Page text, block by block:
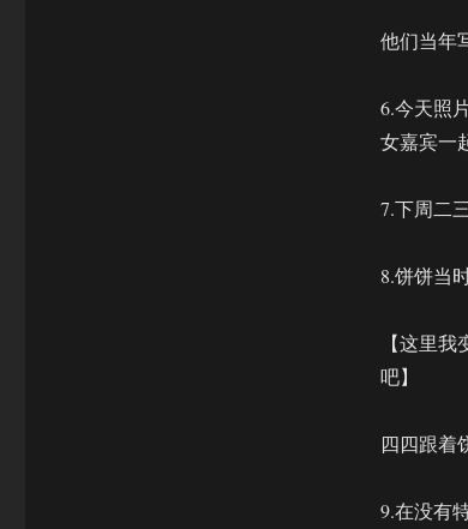
他们当年
6.今天照
女嘉宾一
7.下周二
8.饼饼当
【这里
吧】
四四跟着
9.在没有